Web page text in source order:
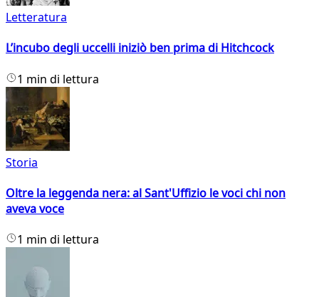
Letteratura
L’incubo degli uccelli iniziò ben prima di Hitchcock
1 min di lettura
Storia
Oltre la leggenda nera: al Sant'Uffizio le voci chi non
aveva voce
1 min di lettura